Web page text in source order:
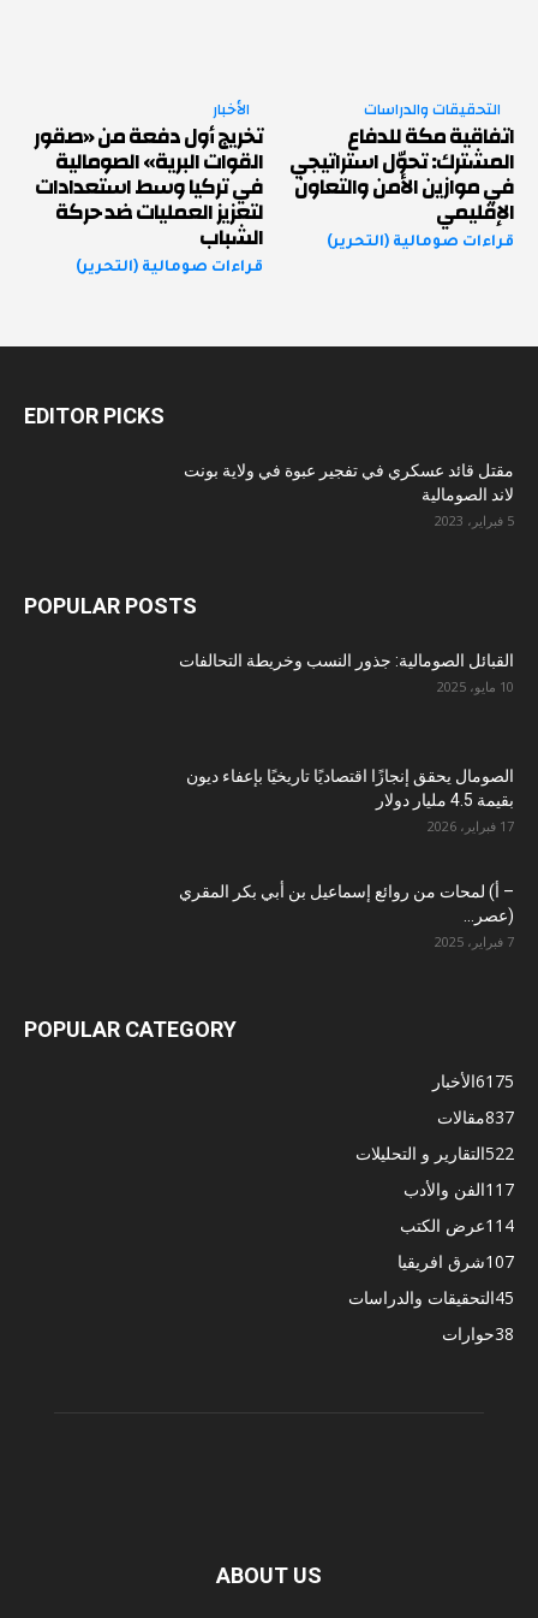
التحقيقات والدراسات
اتفاقية مكة للدفاع
المشترك: تحوّل استراتيجي
في موازين الأمن والتعاون
الإقليمي
قراءات صومالية (التحرير)
الأخبار
تخريج أول دفعة من «صقور
القوات البرية» الصومالية
في تركيا وسط استعدادات
لتعزيز العمليات ضد حركة
الشباب
قراءات صومالية (التحرير)
EDITOR PICKS
مقتل قائد عسكري في تفجير عبوة في ولاية بونت
لاند الصومالية
5 فبراير، 2023
POPULAR POSTS
القبائل الصومالية: جذور النسب وخريطة التحالفات
10 مايو، 2025
الصومال يحقق إنجازًا اقتصاديًا تاريخيًا بإعفاء ديون
بقيمة 4.5 مليار دولار
17 فبراير، 2026
– أ) لمحات من روائع إسماعيل بن أبي بكر المقري
(عصر...
7 فبراير، 2025
POPULAR CATEGORY
الأخبار6175
مقالات837
التقارير و التحليلات522
الفن والأدب117
عرض الكتب114
شرق افريقيا107
التحقيقات والدراسات45
حوارات38
ABOUT US